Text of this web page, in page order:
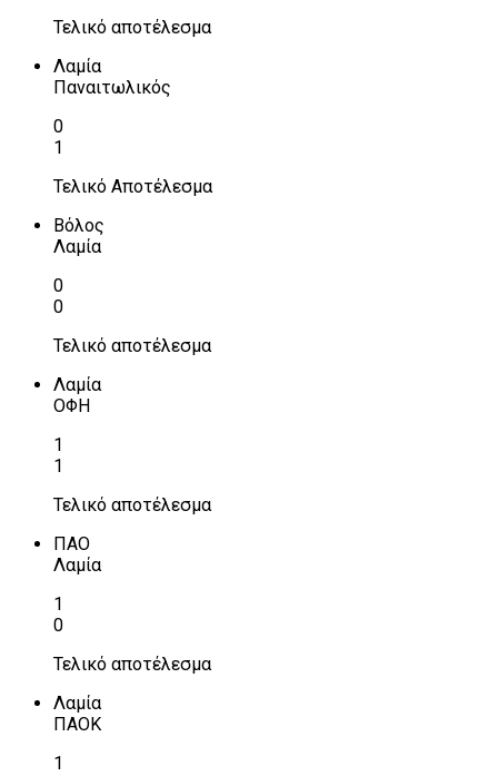
Τελικό αποτέλεσμα
Λαμία
Παναιτωλικός
0
1
Τελικό Αποτέλεσμα
Βόλος
Λαμία
0
0
Τελικό αποτέλεσμα
Λαμία
ΟΦΗ
1
1
Τελικό αποτέλεσμα
ΠΑΟ
Λαμία
1
0
Τελικό αποτέλεσμα
Λαμία
ΠΑΟΚ
1